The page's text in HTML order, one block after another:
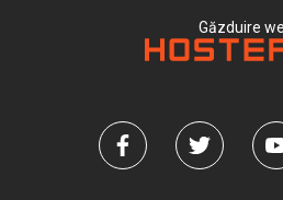
Găzduire